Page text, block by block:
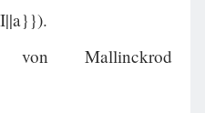
von Mallinckrod